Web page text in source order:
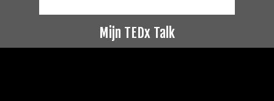
Mijn TEDx Talk